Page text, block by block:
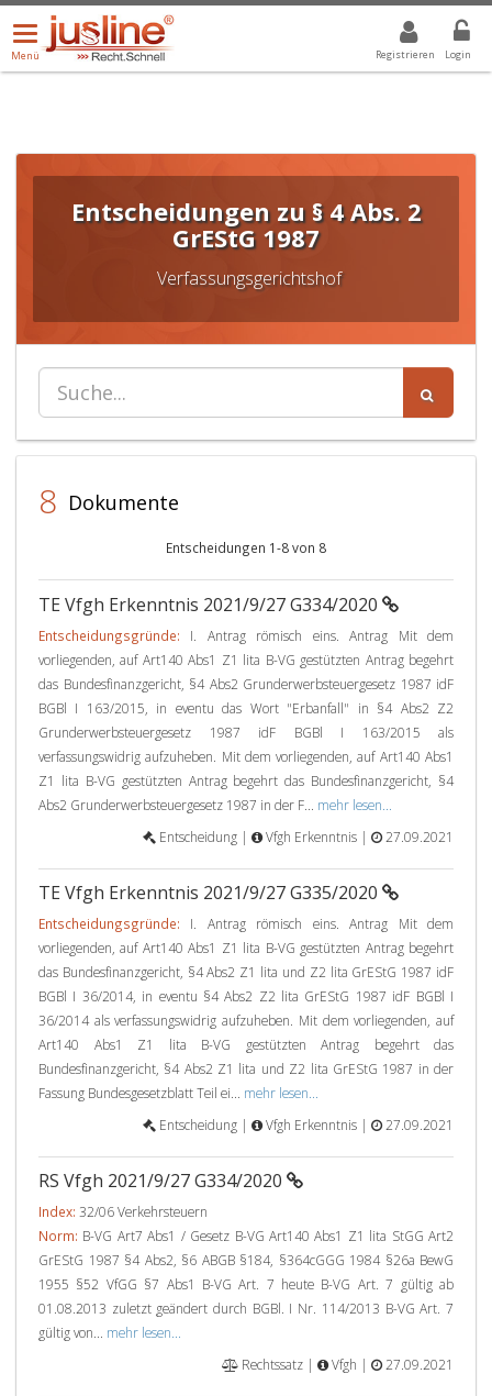
Registrieren Login
Menü
öffnen/schließen
Menü
ALLE DROPDOWN: GEWÄHLTER WERT IST ALLE
Entscheidungen zu § 4 Abs. 2
GrEStG 1987
Verfassungsgerichtshof
8 Dokumente
Entscheidungen 1-8 von 8
TE Vfgh Erkenntnis 2021/9/27 G334/2020
Entscheidungsgründe: I. Antrag römisch eins. Antrag Mit dem
vorliegenden, auf Art140 Abs1 Z1 lita B-VG gestützten Antrag begehrt
das Bundesfinanzgericht, §4 Abs2 Grunderwerbsteuergesetz 1987 idF
BGBl I 163/2015, in eventu das Wort "Erbanfall" in §4 Abs2 Z2
Grunderwerbsteuergesetz 1987 idF BGBl I 163/2015 als
verfassungswidrig aufzuheben. Mit dem vorliegenden, auf Art140 Abs1
Z1 lita B-VG gestützten Antrag begehrt das Bundesfinanzgericht, §4
Abs2 Grunderwerbsteuergesetz 1987 in der F... mehr lesen...
Entscheidung |
Vfgh Erkenntnis | 27.09.2021
TE Vfgh Erkenntnis 2021/9/27 G335/2020
Entscheidungsgründe: I. Antrag römisch eins. Antrag Mit dem
vorliegenden, auf Art140 Abs1 Z1 lita B-VG gestützten Antrag begehrt
das Bundesfinanzgericht, §4 Abs2 Z1 lita und Z2 lita GrEStG 1987 idF
BGBl I 36/2014, in eventu §4 Abs2 Z2 lita GrEStG 1987 idF BGBl I
36/2014 als verfassungswidrig aufzuheben. Mit dem vorliegenden, auf
Art140 Abs1 Z1 lita B-VG gestützten Antrag begehrt das
Bundesfinanzgericht, §4 Abs2 Z1 lita und Z2 lita GrEStG 1987 in der
Fassung Bundesgesetzblatt Teil ei... mehr lesen...
Entscheidung |
Vfgh Erkenntnis | 27.09.2021
RS Vfgh 2021/9/27 G334/2020
Index: 32/06 Verkehrsteuern
Norm: B-VG Art7 Abs1 / Gesetz B-VG Art140 Abs1 Z1 lita StGG Art2
GrEStG 1987 §4 Abs2, §6 ABGB §184, §364cGGG 1984 §26a BewG
1955 §52 VfGG §7 Abs1 B-VG Art. 7 heute B-VG Art. 7 gültig ab
01.08.2013 zuletzt geändert durch BGBl. I Nr. 114/2013 B-VG Art. 7
gültig von... mehr lesen...
Rechtssatz |
Vfgh | 27.09.2021